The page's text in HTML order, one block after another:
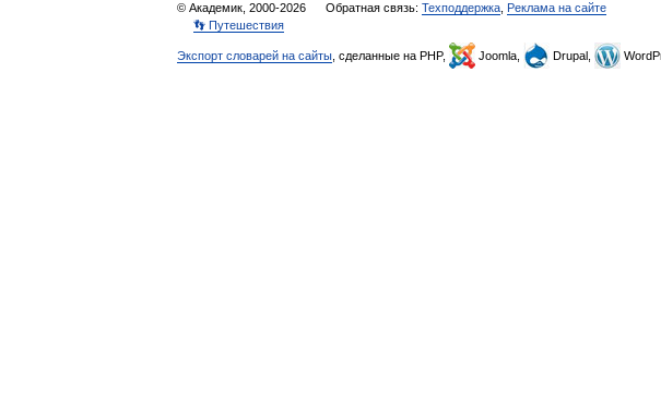
© Академик, 2000-2026 Обратная связь: Техподдержка Реклама на сайте
👣 Путешествия
Экспорт словарей на сайты , сделанные на PHP, Joomla, Drupal,